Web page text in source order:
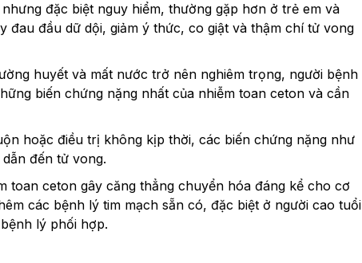
đặc biệt nguy hiểm, thường gặp hơn ở trẻ em và
đau đầu dữ dội, giảm ý thức, co giật và thậm chí tử vong
huyết và mất nước trở nên nghiêm trọng, người bệnh
biến chứng nặng nhất của nhiễm toan ceton và cần
hoặc điều trị không kịp thời, các biến chứng nặng như
đến tử vong.
toan ceton gây căng thẳng chuyển hóa đáng kể cho cơ
các bệnh lý tim mạch sẵn có, đặc biệt ở người cao tuổi
lý phối hợp.